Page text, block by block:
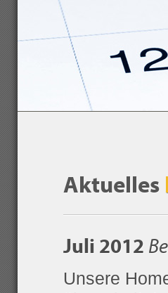
Aktuelles
Juli 2012
Unsere